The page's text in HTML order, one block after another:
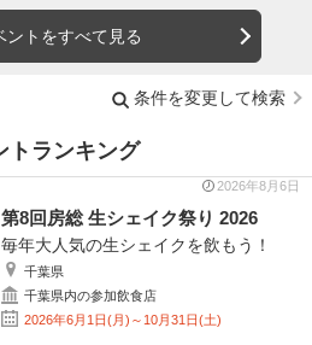
ントをすべて見る
条件を変更して検索
トランキング
2026年8月6日
第8回房総 生シェイク祭り 2026
毎年大人気の生シェイクを飲もう！
千葉県
千葉県内の参加飲食店
2026年6月1日(月)～10月31日(土)